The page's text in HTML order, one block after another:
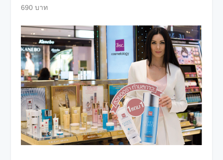
690 บาท